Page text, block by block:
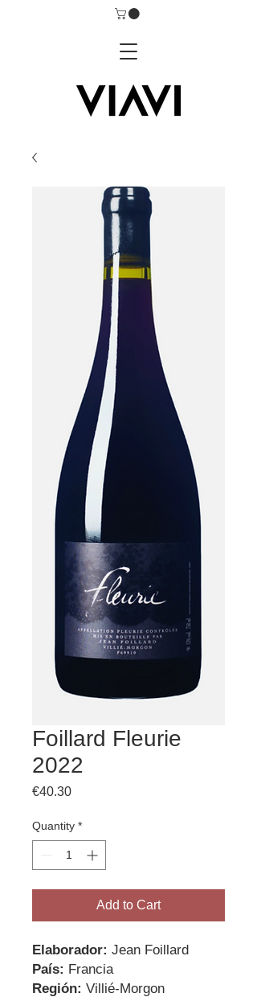
Foillard Fleurie
2022
€40.30Price
Quantity *
Add to Cart
Elaborador: Jean Foillard
País: Francia
Región: Villié-Morgon